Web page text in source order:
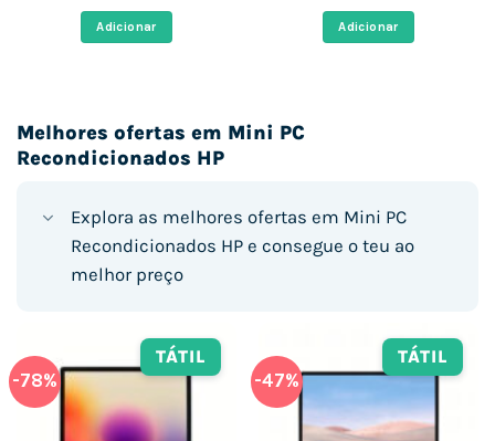
era:
415,00 €.
Adicionar
era:
653,00 €.
Adicionar
Melhores ofertas em Mini PC
Recondicionados HP
Explora as melhores ofertas em Mini PC
Recondicionados HP e consegue o teu ao
melhor preço
-78%
TÁTIL
-47%
TÁTIL